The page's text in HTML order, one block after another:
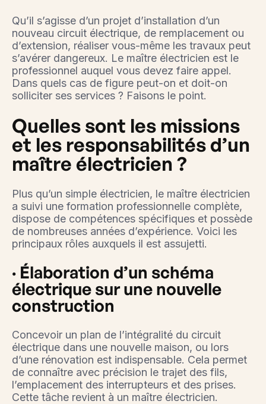
Qu’il s’agisse d’un projet d’installation d’un
nouveau circuit électrique, de remplacement ou
d’extension, réaliser vous-même les travaux peut
s’avérer dangereux. Le maître électricien est le
professionnel auquel vous devez faire appel.
Dans quels cas de figure peut-on et doit-on
solliciter ses services ? Faisons le point.
Quelles sont les missions
et les responsabilités d’un
maître électricien ?
Plus qu’un simple électricien, le maître électricien
a suivi une formation professionnelle complète,
dispose de compétences spécifiques et possède
de nombreuses années d’expérience. Voici les
principaux rôles auxquels il est assujetti.
· Élaboration d’un schéma
électrique sur une nouvelle
construction
Concevoir un plan de l’intégralité du circuit
électrique dans une nouvelle maison, ou lors
d’une rénovation est indispensable. Cela permet
de connaître avec précision le trajet des fils,
l’emplacement des interrupteurs et des prises.
Cette tâche revient à un maître électricien.